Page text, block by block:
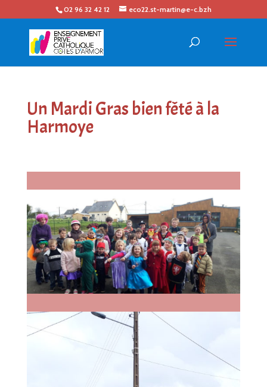
02 96 32 42 12 eco22.st-martin@e-c.bzh
Un Mardi Gras bien fêté à la
Harmoye